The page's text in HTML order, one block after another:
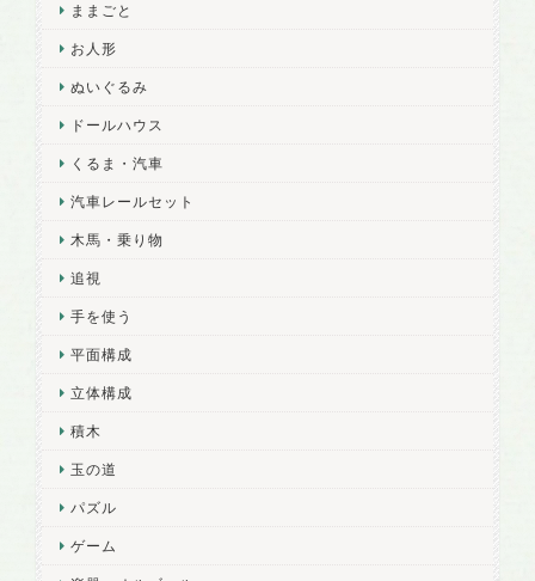
ままごと
お人形
ぬいぐるみ
ドールハウス
くるま・汽車
汽車レールセット
木馬・乗り物
追視
手を使う
平面構成
立体構成
積木
玉の道
パズル
ゲーム